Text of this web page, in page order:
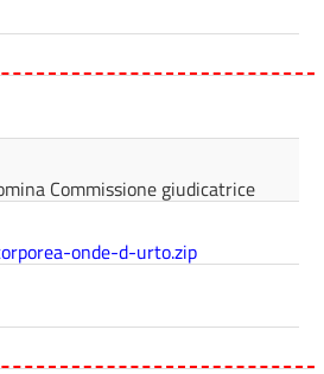
Commissione giudicatrice
onde-d-urto.zip